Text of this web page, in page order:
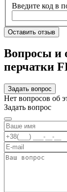
Введите код в
Оставить отзыв
Вопросы и
перчатки
Задать вопрос
Нет вопросов об
Задать вопрос